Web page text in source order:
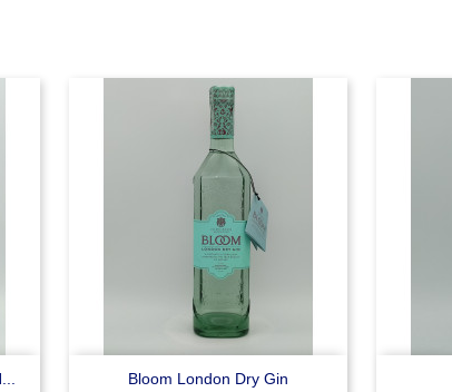
Bloom London Dry Gin
Anteprima